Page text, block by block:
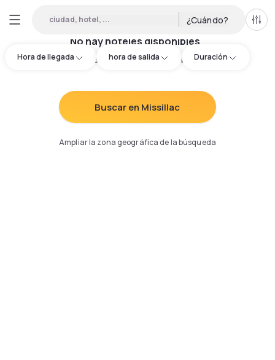
ciudad, hotel, ... ¿Cuándo?
Hora de llegada hora de salida Duración
No hay hoteles disponibles
Intenta redefinir los criterios de búsqueda:
Buscar en Missillac
Ampliar la zona geográfica de la búsqueda